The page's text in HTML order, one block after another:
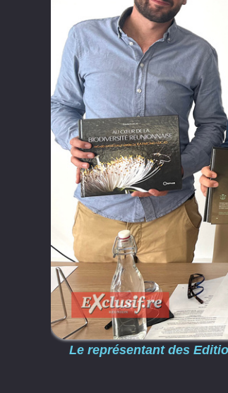
Le représentant des